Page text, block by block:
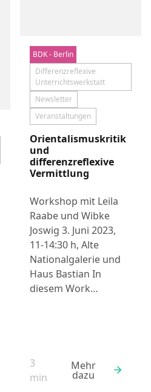
BDK - Berlin
Aktuelles
Differenzreflexive
Unterrichtswerkstatt
Newsletter
Veranstaltungen
Orientalismuskritik
und
differenzreflexive
Vermittlung
Workshop mit Leila
Raabe und Wibke
Joswig 3. Juni 2023,
11-14:30 h, Alte
Nationalgalerie und
Haus Bastian In
diesem Work…
Lesezeit:
3
min
Mehr
dazu